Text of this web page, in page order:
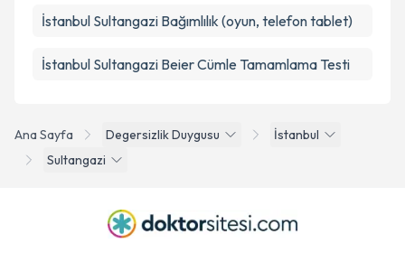
Ana Sayfa Degersizlik Duygusu
İstanbul
Sultangazi
İstanbul Sultangazi Bağımlılık (oyun, telefon tablet)
İstanbul Sultangazi Beier Cümle Tamamlama Testi